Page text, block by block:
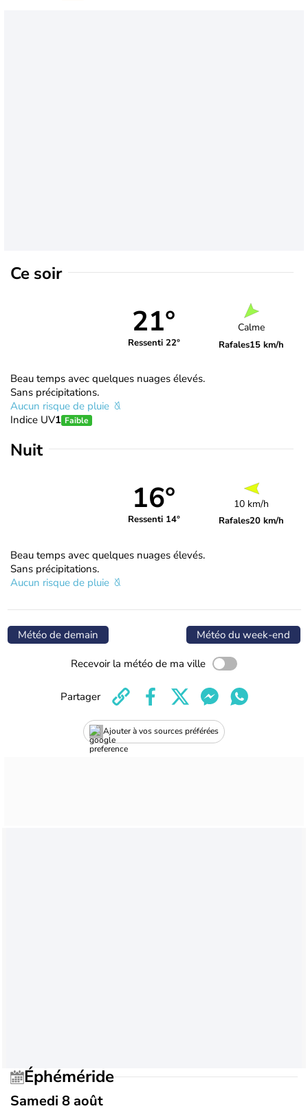
Ce soir
21°
Ressenti 22°
Calme
Rafales15 km/h
Beau temps avec quelques nuages élevés.
Sans précipitations.
Aucun risque de pluie
Indice UV1 Faible
Nuit
16°
Ressenti 14°
10 km/h
Rafales20 km/h
Beau temps avec quelques nuages élevés.
Sans précipitations.
Aucun risque de pluie
Météo de demain Météo du week-end
Recevoir la météo de ma ville
Ajouter à vos sources préférées
Partager
Éphéméride
Samedi 8 août